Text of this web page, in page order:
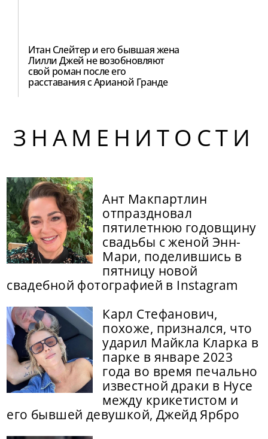
Итан Слейтер и его бывшая жена
Лилли Джей не возобновляют
свой роман после его
расставания с Арианой Гранде
ЗНАМЕНИТОСТИ
Ант Макпартлин
отпраздновал
пятилетнюю годовщину
свадьбы с женой Энн-
Мари, поделившись в
пятницу новой
свадебной фотографией в Instagram
Карл Стефанович,
похоже, признался, что
ударил Майкла Кларка в
парке в январе 2023
года во время печально
известной драки в Нусе
между крикетистом и
его бывшей девушкой, Джейд Ярбро